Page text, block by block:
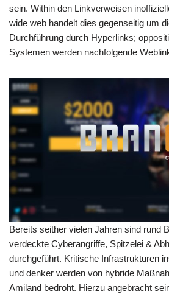
sein. Within den Linkverweisen
wide web handelt dies gegenseitig um
Durchführung durch Hyperlinks;
Systemen werden nachfolgende
Bereits seither vielen Jahren sind rund
verdeckte Cyberangriffe, Spitzelei &
durchgeführt. Kritische Infrastrukturen
und denker werden von hybride
Amiland bedroht. Hierzu angebracht